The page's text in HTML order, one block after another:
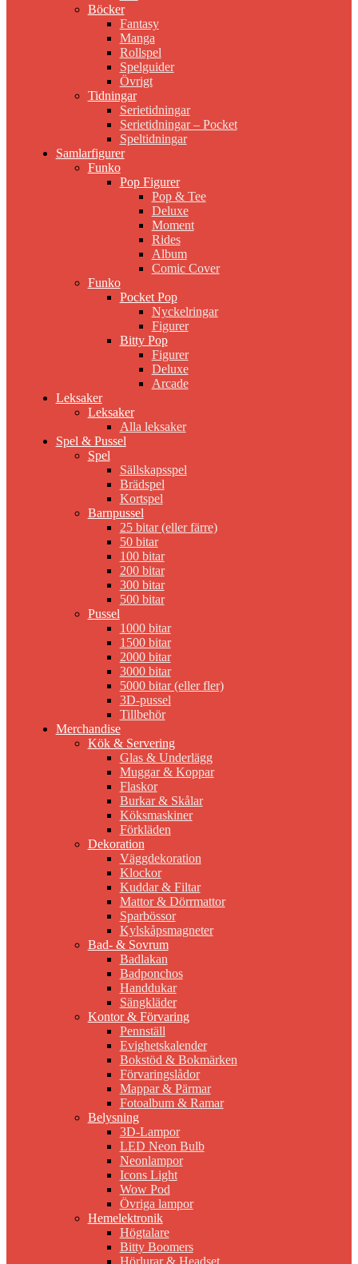
Böcker
Fantasy
Manga
Rollspel
Spelguider
Övrigt
Tidningar
Serietidningar
Serietidningar – Pocket
Speltidningar
Samlarfigurer
Funko
Pop Figurer
Pop & Tee
Deluxe
Moment
Rides
Album
Comic Cover
Funko
Pocket Pop
Nyckelringar
Figurer
Bitty Pop
Figurer
Deluxe
Arcade
Leksaker
Leksaker
Alla leksaker
Spel & Pussel
Spel
Sällskapsspel
Brädspel
Kortspel
Barnpussel
25 bitar (eller färre)
50 bitar
100 bitar
200 bitar
300 bitar
500 bitar
Pussel
1000 bitar
1500 bitar
2000 bitar
3000 bitar
5000 bitar (eller fler)
3D-pussel
Tillbehör
Merchandise
Kök & Servering
Glas & Underlägg
Muggar & Koppar
Flaskor
Burkar & Skålar
Köksmaskiner
Förkläden
Dekoration
Väggdekoration
Klockor
Kuddar & Filtar
Mattor & Dörrmattor
Sparbössor
Kylskåpsmagneter
Bad- & Sovrum
Badlakan
Badponchos
Handdukar
Sängkläder
Kontor & Förvaring
Pennställ
Evighetskalender
Bokstöd & Bokmärken
Förvaringslådor
Mappar & Pärmar
Fotoalbum & Ramar
Belysning
3D-Lampor
LED Neon Bulb
Neonlampor
Icons Light
Wow Pod
Övriga lampor
Hemelektronik
Högtalare
Bitty Boomers